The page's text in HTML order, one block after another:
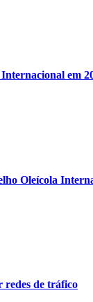
em
Oleícola
redes de tráfico